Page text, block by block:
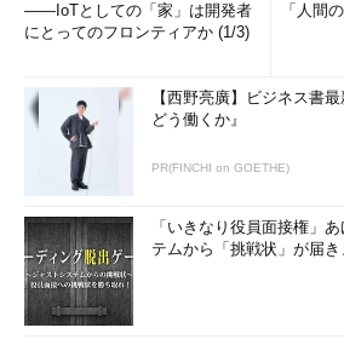
――IoTとしての「家」は開発者
にとってのフロンティアか (1/3)
「人間
【西野亮廣】ビジネス書
どう働くか』
PR(FINCHI on GOETHE)
「いきなり役員面接権」
テムから「挑戦状」が届き